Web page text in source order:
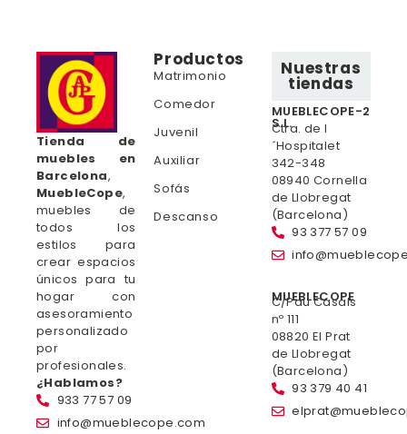
Tienda de
muebles en
Barcelona,
MuebleCope,
muebles de
todos los
estilos para
crear espacios
únicos para tu
hogar con
asesoramiento
personalizado
por
profesionales.
¿Hablamos?
933 77 57 09
info@mueblecope.com
Productos
Matrimonio
Comedor
Juvenil
Auxiliar
Sofás
Descanso
Nuestras
tiendas
MUEBLECOPE-2
S.L.
Ctra. de l
´Hospitalet
342-348
08940 Cornella
de Llobregat
(Barcelona)
93 377 57 09
MUEBLECOPE
C/Pau Casals
nº 111
08820 El Prat
de Llobregat
(Barcelona)
93 379 40 41